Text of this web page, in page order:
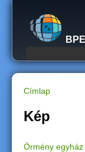
J
Címlap
Kép
Örmény